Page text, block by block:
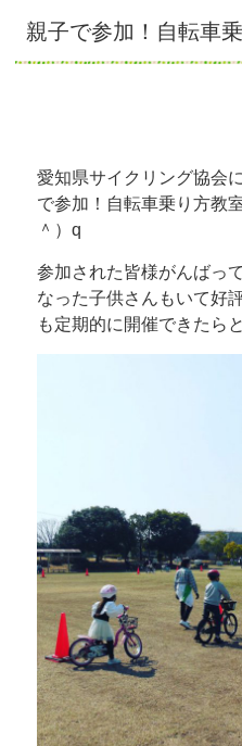
親子で参加！自転車
愛知県サイクリング協会
で参加！自転車乗り方教
＾）q
参加された皆様がんばっ
なった子供さんもいて好
も定期的に開催できたら